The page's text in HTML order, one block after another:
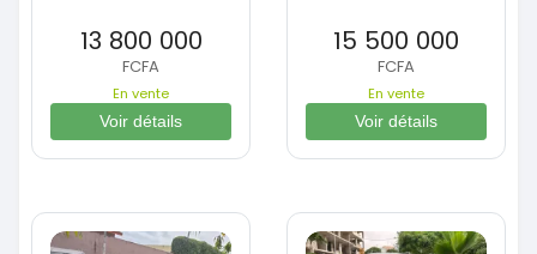
13 800 000
FCFA
En vente
Voir détails
15 500 000
FCFA
En vente
Voir détails